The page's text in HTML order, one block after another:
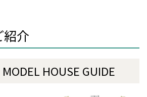
紹介
HOUSE GUIDE